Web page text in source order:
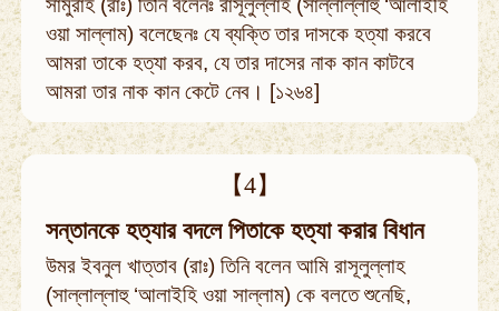
ওয়া সাল্লাম) বলেছেনঃ যে ব্যক্তি তার দাসকে হত্যা করবে
আমরা তাকে হত্যা করব, যে তার দাসের নাক কান কাটবে
আমরা তার নাক কান কেটে নেব। [১২৬৪]
【4】
সন্তানকে হত্যার বদলে পিতাকে হত্যা করার বিধান
উমর ইবনুল খাত্তাব (রাঃ) তিনি বলেন আমি রাসূলুল্লাহ
(সাল্লাল্লাহু ‘আলাইহি ওয়া সাল্লাম) কে বলতে শুনেছি,